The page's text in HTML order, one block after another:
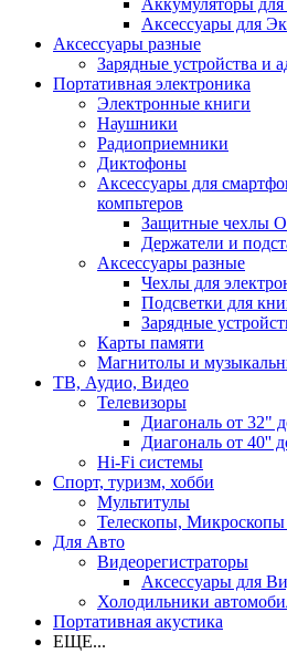
Аккумуляторы
Аксессуары для
Аксессуары разные
Зарядные устройства и
Портативная электроника
Электронные книги
Наушники
Радиоприемники
Диктофоны
Аксессуары для
компьтеров
Защитные чехлы
Держатели и
Аксессуары разные
Чехлы для
Подсветки для
Зарядные
Карты памяти
Магнитолы и
ТВ, Аудио, Видео
Телевизоры
Диагональ от 32"
Диагональ от 40''
Hi-Fi системы
Спорт, туризм, хобби
Мультитулы
Телескопы,
Для Авто
Видеорегистраторы
Аксессуары для
Холодильники
Портативная акустика
ЕЩЕ...